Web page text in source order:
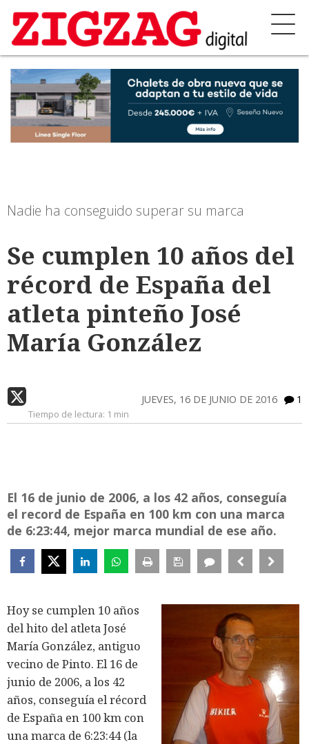
Nadie ha conseguido superar su marca
Se cumplen 10 años del
récord de España del
atleta pinteño José
María González
1
JUEVES, 16 DE JUNIO DE 2016
Tiempo de lectura: 1 min
El 16 de junio de 2006, a los 42 años, conseguía
el record de España en 100 km con una marca
de 6:23:44, mejor marca mundial de ese año.
Hoy se cumplen 10 años
del hito del atleta José
María González, antiguo
vecino de Pinto. El 16 de
junio de 2006, a los 42
años, conseguía el récord
de España en 100 km con
una marca de 6:23:44 (la